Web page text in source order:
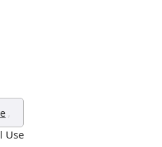
,
Use